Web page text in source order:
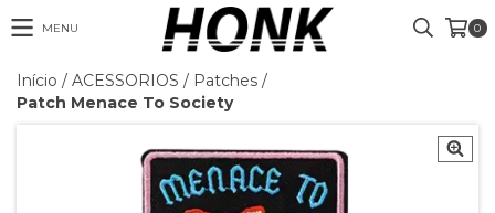
MENU 0
Início / ACESSORIOS / Patches /
Patch Menace To Society